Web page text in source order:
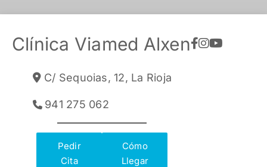
Clínica Viamed Alxen
C/ Sequoias, 12, La Rioja
941 275 062
Pedir
Cita
Cómo
Llegar